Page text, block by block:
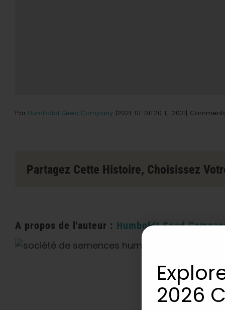
Par Humboldt Seed Company |2021-01-01T20 1, 2021|
Partagez Cette Histoire, Choisissez
A propos de l'auteur : Humboldt Seed
2026